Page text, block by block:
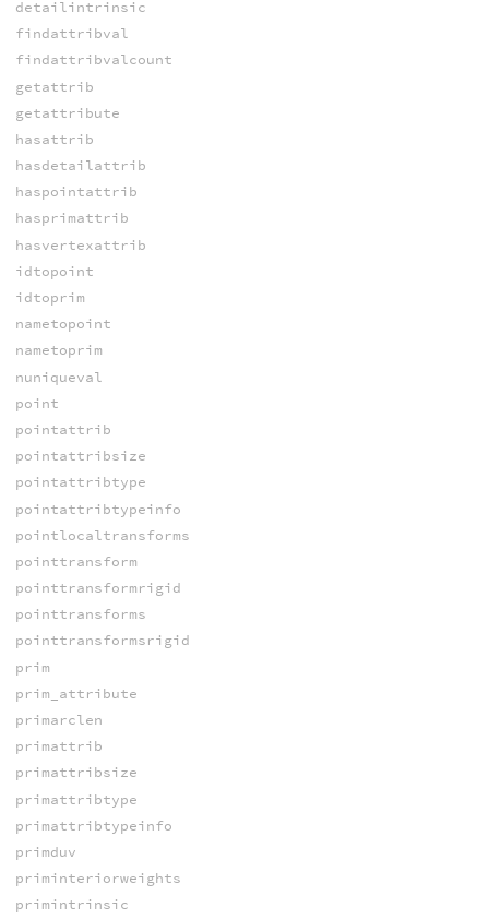
detailintrinsic
findattribval
findattribvalcount
getattrib
getattribute
hasattrib
hasdetailattrib
haspointattrib
hasprimattrib
hasvertexattrib
idtopoint
idtoprim
nametopoint
nametoprim
nuniqueval
point
pointattrib
pointattribsize
pointattribtype
pointattribtypeinfo
pointlocaltransforms
pointtransform
pointtransformrigid
pointtransforms
pointtransformsrigid
prim
prim_attribute
primarclen
primattrib
primattribsize
primattribtype
primattribtypeinfo
primduv
priminteriorweights
primintrinsic